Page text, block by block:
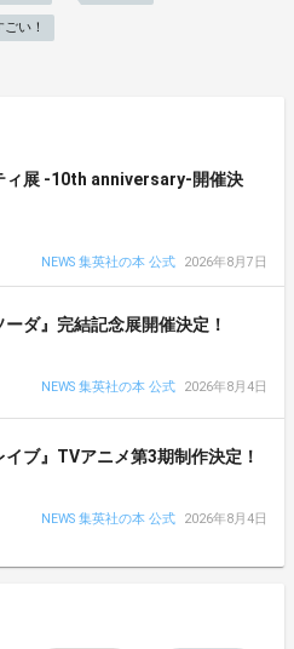
い！
ィ展 -10th anniversary-開催決
NEWS 集英社の本 公式
2026年8月7日
ーダ』完結記念展開催決定！
NEWS 集英社の本 公式
2026年8月4日
イブ』TVアニメ第3期制作決定！
NEWS 集英社の本 公式
2026年8月4日